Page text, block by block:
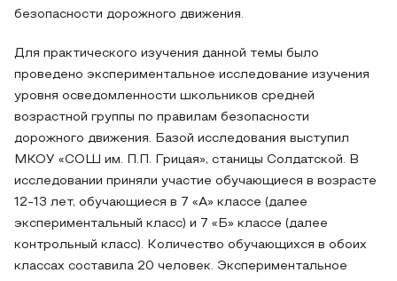
безопасности дорожного движения.
Для практического изучения данной темы было
проведено экспериментальное исследование изучения
уровня осведомленности школьников средней
возрастной группы по правилам безопасности
дорожного движения. Базой исследования выступил
МКОУ «СОШ им. П.П. Грицая», станицы Солдатской. В
исследовании приняли участие обучающиеся в возрасте
12-13 лет, обучающиеся в 7 «А» классе (далее
экспериментальный класс) и 7 «Б» классе (далее
контрольный класс). Количество обучающихся в обоих
классах составила 20 человек. Экспериментальное